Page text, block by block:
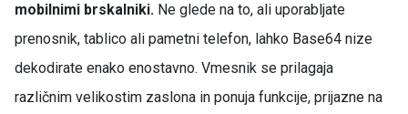
mobilnimi brskalniki. Ne glede na to, ali uporabljate
prenosnik, tablico ali pametni telefon, lahko Base64 nize
dekodirate enako enostavno. Vmesnik se prilagaja
različnim velikostim zaslona in ponuja funkcije, prijazne na